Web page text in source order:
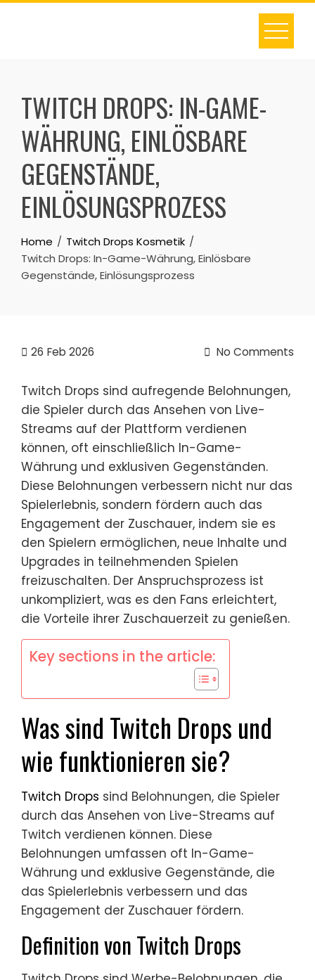
Skip
TWITCH DROPS: IN-GAME-
WÄHRUNG, EINLÖSBARE
GEGENSTÄNDE,
EINLÖSUNGSPROZESS
Home
Twitch Drops Kosmetik
Twitch Drops: In-Game-Währung, Einlösbare
Gegenstände, Einlösungsprozess
26 Feb 2026 No Comments
Twitch Drops sind aufregende Belohnungen,
die Spieler durch das Ansehen von Live-
Streams auf der Plattform verdienen
können, oft einschließlich In-Game-
Währung und exklusiven Gegenständen.
Diese Belohnungen verbessern nicht nur das
Spielerlebnis, sondern fördern auch das
Engagement der Zuschauer, indem sie es
den Spielern ermöglichen, neue Inhalte und
Upgrades in teilnehmenden Spielen
freizuschalten. Der Anspruchsprozess ist
unkompliziert, was es den Fans erleichtert,
die Vorteile ihrer Zuschauerzeit zu genießen.
Key sections in the article:
Was sind Twitch Drops und
wie funktionieren sie?
Twitch Drops sind Belohnungen, die Spieler
durch das Ansehen von Live-Streams auf
Twitch verdienen können. Diese
Belohnungen umfassen oft In-Game-
Währung und exklusive Gegenstände, die
das Spielerlebnis verbessern und das
Engagement der Zuschauer fördern.
Definition von Twitch Drops